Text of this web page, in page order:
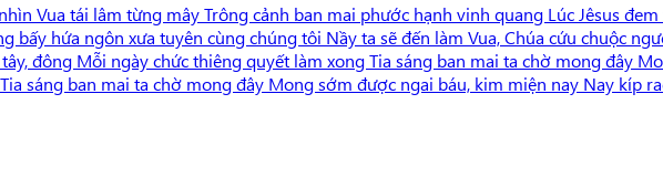
Vua tái lâm từng mây Trông cảnh ban mai phước hạnh vinh quang Lúc Jêsus
bấy hứa ngôn xưa tuyên cùng chúng tôi Nầy ta sẽ đến làm Vua, Chúa cứu chuộc
đông Mỗi ngày chức thiêng quyết làm xong Tia sáng ban mai ta chờ mong đây
sáng ban mai ta chờ mong đây Mong sớm được ngai báu, kim miện nay Nay kíp